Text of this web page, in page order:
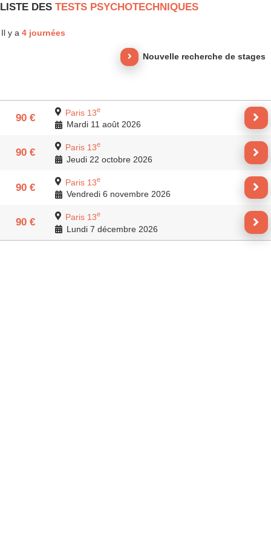
LISTE DES TESTS PSYCHOTECHNIQUES
Il y a 4 journées
Nouvelle recherche de stages
Paris 13e
Mardi 11 août 2026
90 €
Paris 13e
Jeudi 22 octobre 2026
90 €
Paris 13e
Vendredi 6 novembre 2026
90 €
Paris 13e
Lundi 7 décembre 2026
90 €